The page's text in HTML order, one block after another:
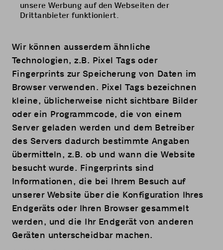
unsere Werbung auf den Webseiten der
Drittanbieter funktioniert.
Wir können ausserdem ähnliche
Technologien, z.B. Pixel Tags oder
Fingerprints zur Speicherung von Daten im
Browser verwenden. Pixel Tags bezeichnen
kleine, üblicherweise nicht sichtbare Bilder
oder ein Programmcode, die von einem
Server geladen werden und dem Betreiber
des Servers dadurch bestimmte Angaben
übermitteln, z.B. ob und wann die Website
besucht wurde. Fingerprints sind
Informationen, die bei Ihrem Besuch auf
unserer Website über die Konfiguration Ihres
Endgeräts oder Ihren Browser gesammelt
werden, und die Ihr Endgerät von anderen
Geräten unterscheidbar machen.